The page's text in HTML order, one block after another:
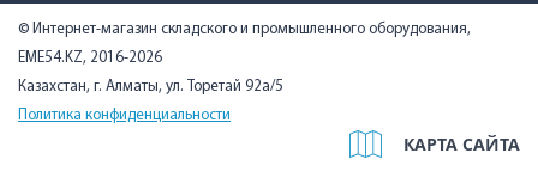
© Интернет-магазин складского и промышленного оборудования,
EME54.KZ, 2016-2026
Казахстан, г. Алматы, ул. Торетай 92а/5
Политика конфиденциальности
КАРТА САЙТА